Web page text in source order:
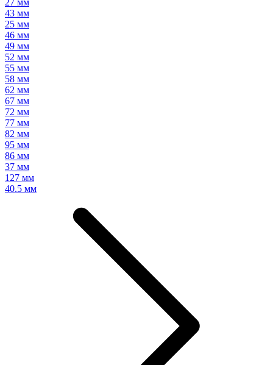
27 мм
43 мм
25 мм
46 мм
49 мм
52 мм
55 мм
58 мм
62 мм
67 мм
72 мм
77 мм
82 мм
95 мм
86 мм
37 мм
127 мм
40.5 мм